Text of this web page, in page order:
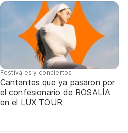
Festivales y conciertos
Cantantes que ya pasaron por
el confesionario de ROSALÍA
en el LUX TOUR